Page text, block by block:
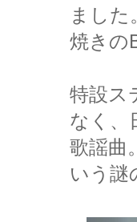
まし
焼きの
特設ス
なく、
歌謡曲
いう謎